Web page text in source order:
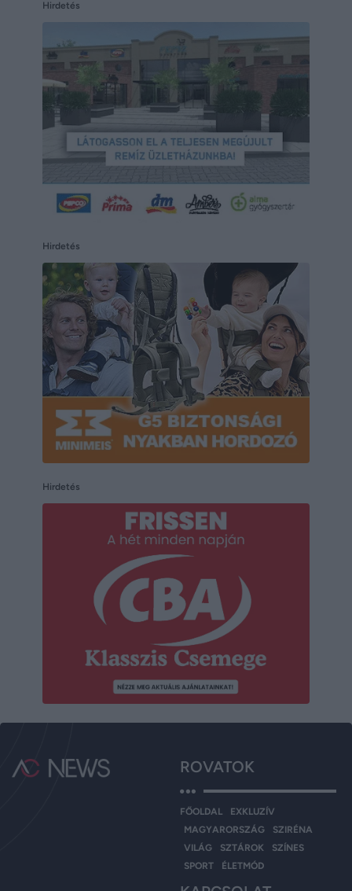
Hirdetés
Hirdetés
Hirdetés
ROVATOK
FŐOLDAL
EXKLUZÍV
MAGYARORSZÁG
SZIRÉNA
VILÁG
SZTÁROK
SZÍNES
SPORT
ÉLETMÓD